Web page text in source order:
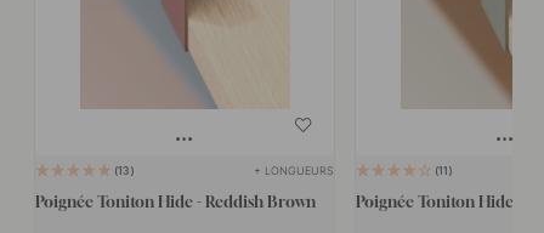
13 + LONGUEURS
Poignée Toniton Hide - Reddish Brown
11
Poignée Toniton Hide -